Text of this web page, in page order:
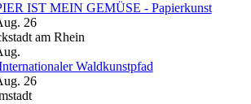
IST MEIN GEMÜSE - Papierkunst
26
am Rhein
Waldkunstpfad
26